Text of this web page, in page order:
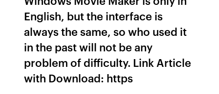
English, but the interface is
always the same, so who used it
in the past will not be any
problem of difficulty. Link Article
with Download: https